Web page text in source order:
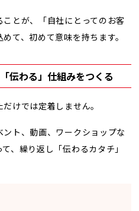
とが、「自社にとってのお客
て、初めて意味を持ちます。
伝わる」仕組みをつくる
けでは定着しません。
ト、動画、ワークショップな
、繰り返し「伝わるカタチ」